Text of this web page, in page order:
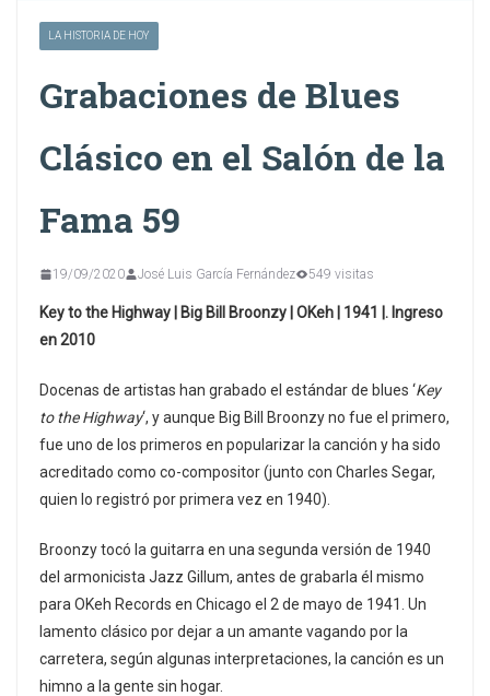
LA HISTORIA DE HOY
Grabaciones de Blues
Clásico en el Salón de la
Fama 59
19/09/2020 José Luis García Fernández 549 visitas
Key to the Highway | Big Bill Broonzy | OKeh | 1941 |. Ingreso
en 2010
Docenas de artistas han grabado el estándar de blues ‘Key
to the Highway‘, y aunque Big Bill Broonzy no fue el primero,
fue uno de los primeros en popularizar la canción y ha sido
acreditado como co-compositor (junto con Charles Segar,
quien lo registró por primera vez en 1940).
Broonzy tocó la guitarra en una segunda versión de 1940
del armonicista Jazz Gillum, antes de grabarla él mismo
para OKeh Records en Chicago el 2 de mayo de 1941. Un
lamento clásico por dejar a un amante vagando por la
carretera, según algunas interpretaciones, la canción es un
himno a la gente sin hogar.